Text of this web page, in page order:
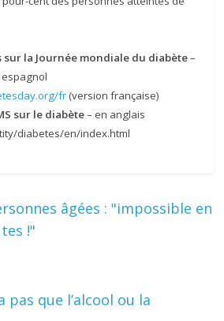
sur la Journée mondiale du diabète–
fr(version française)
sur le diabète– en anglais
diabetes/en/index.html
âgées : "impossible en
!"
pas que l’alcool ou la